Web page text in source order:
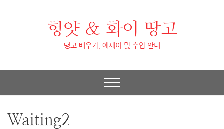
헝얏 & 화이 땅고
탱고 배우기, 에세이 및 수업 안내
Waiting2